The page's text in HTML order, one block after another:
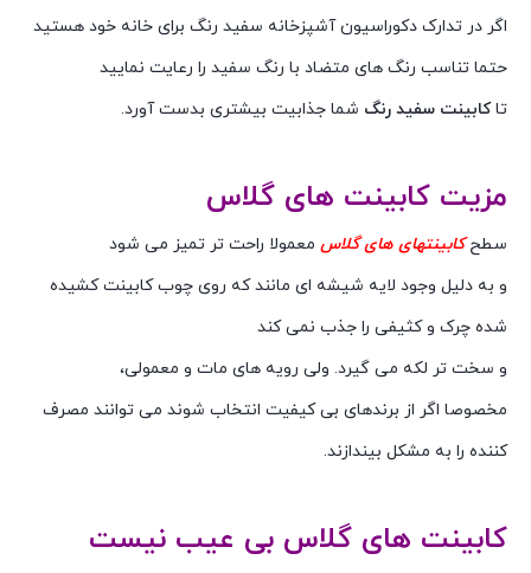
اگر در تدارک دکوراسیون آشپزخانه سفید رنگ برای خانه خود هستید
حتما تناسب رنگ های متضاد با رنگ سفید را رعایت نمایید
تاکابینت سفید رنگ شما جذابیت بیشتری بدست آورد.
مزیت کابینت های گلاس
سطحکابینتهای های گلاس معمولا راحت تر تمیز می شود
و به دلیل وجود لایه شیشه ای مانند که روی چوب کابینت کشیده
شده چرک و کثیفی را جذب نمی کند
و سخت تر لکه می گیرد. ولی رویه های مات و معمولی،
مخصوصا اگر از برندهای بی کیفیت انتخاب شوند می توانند مصرف
کننده را به مشکل بیندازند.
کابینت های گلاس بی عیب نیست